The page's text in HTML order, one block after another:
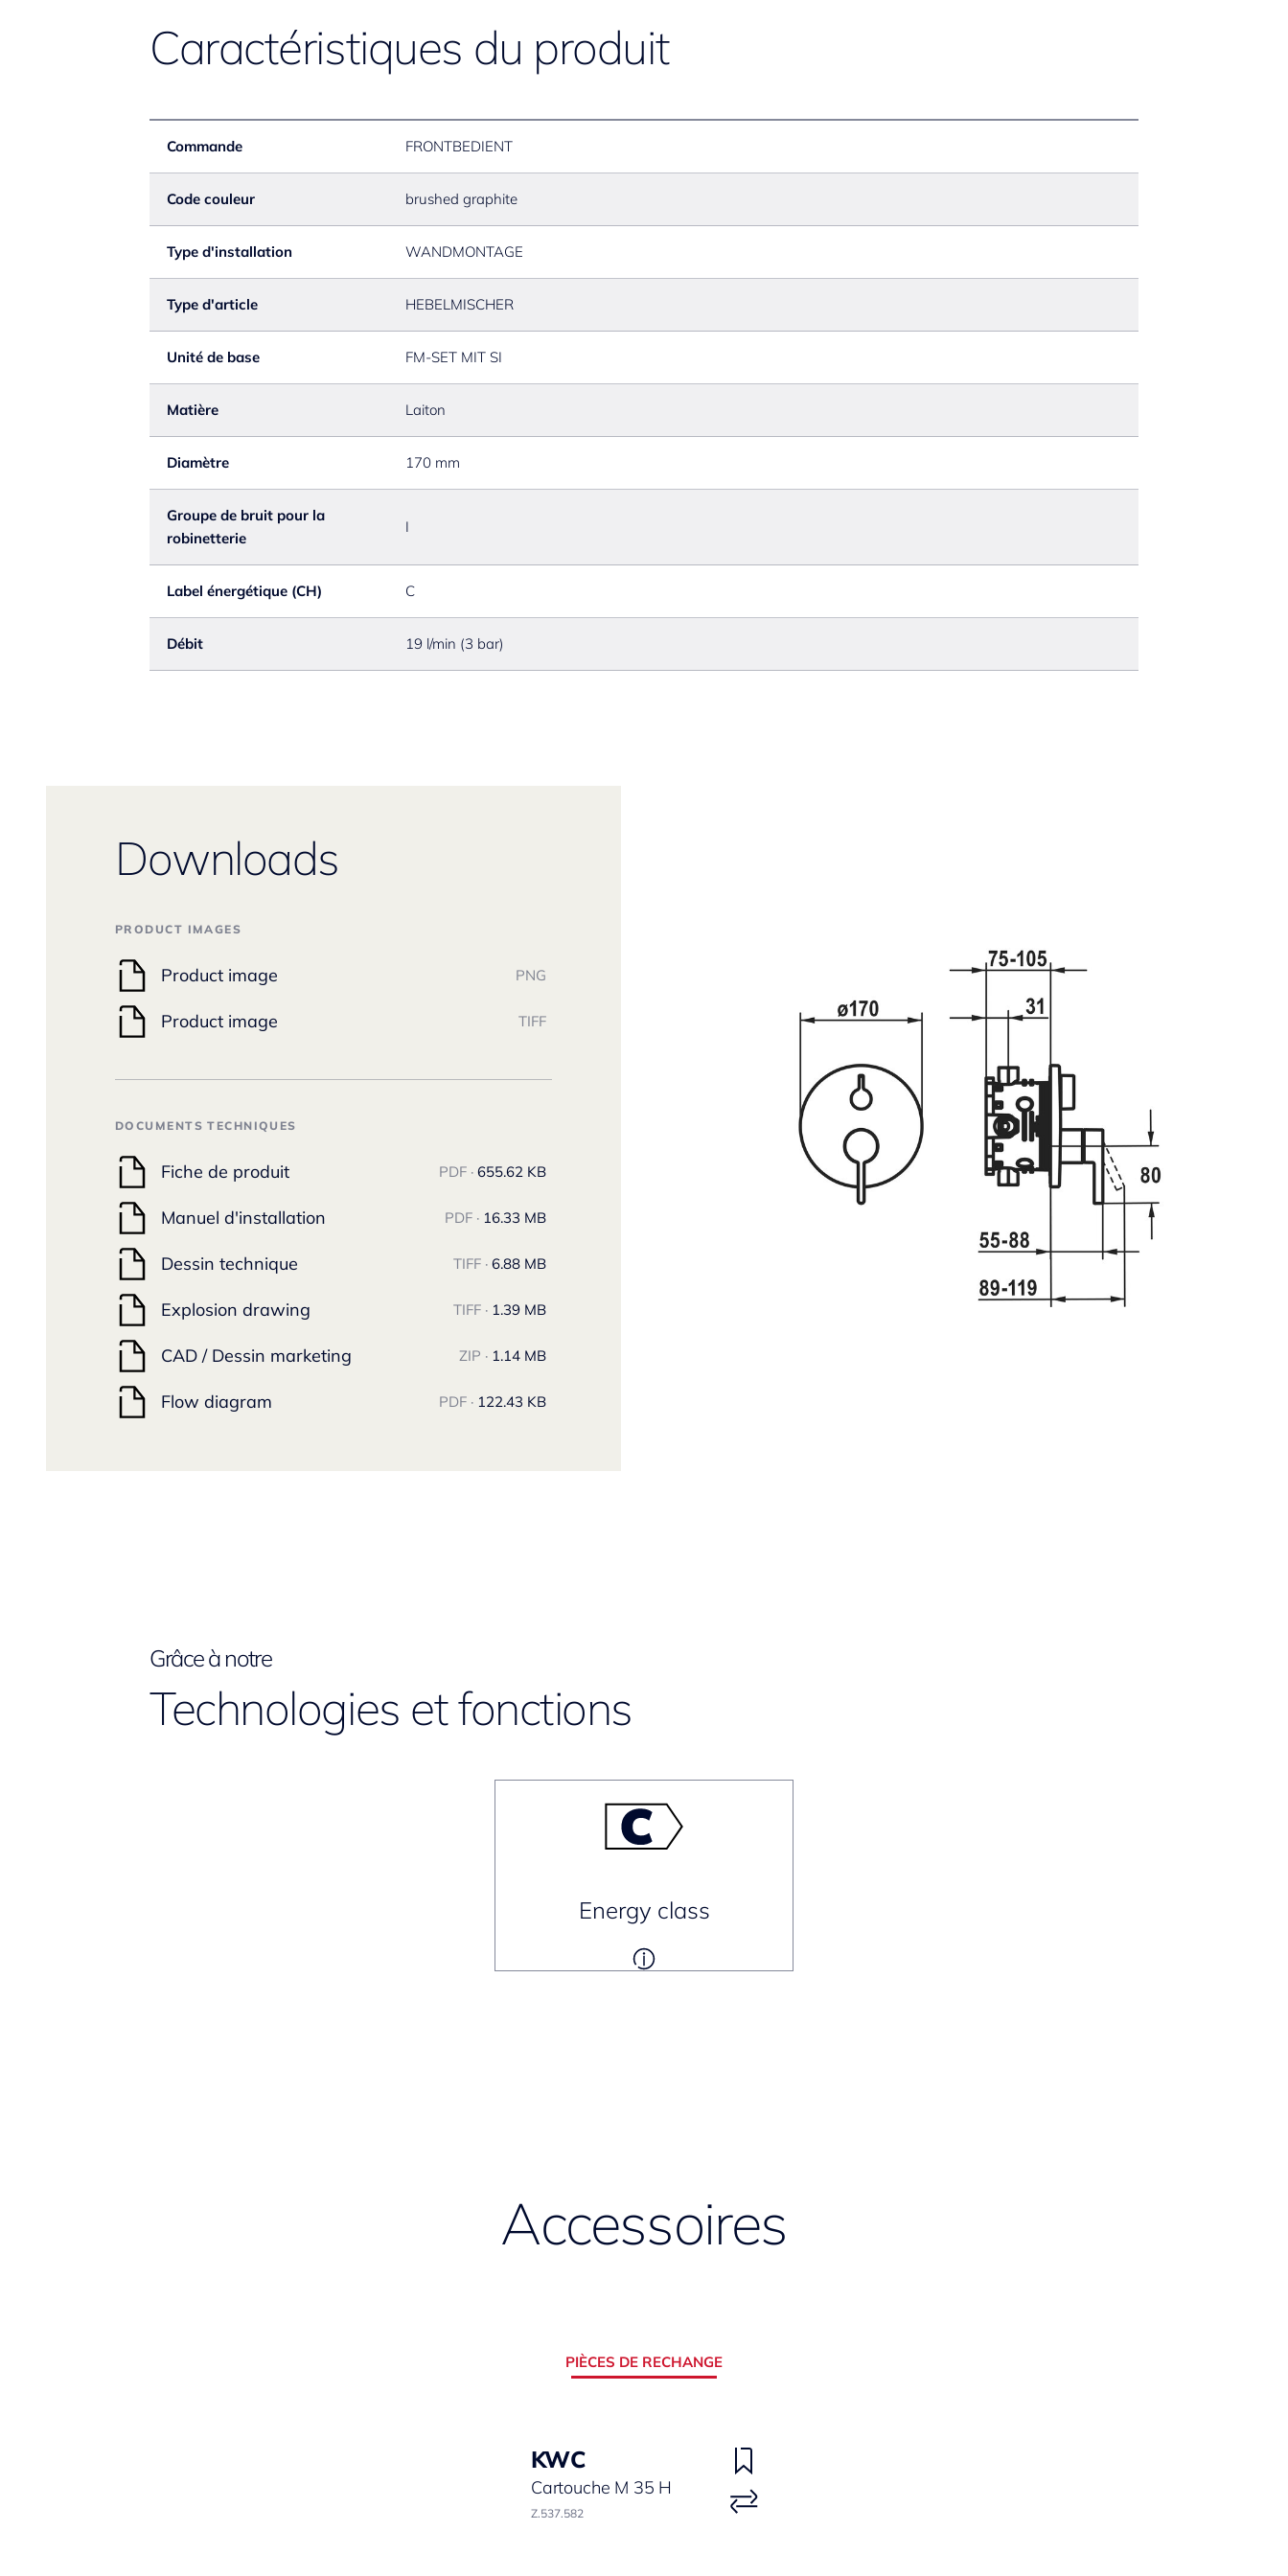
Caractéristiques du produit
Commande FRONTBEDIENT
Code couleur brushed graphite
Type d'installation WANDMONTAGE
Type d'article HEBELMISCHER
Unité de base FM-SET MIT SI
Matière Laiton
Diamètre 170 mm
Groupe de bruit pour la
robinetterie
I
Label énergétique (CH) C
Débit 19 l/min (3 bar)
Downloads
PRODUCT IMAGES
Product image PNG
Product image TIFF
DOCUMENTS TECHNIQUES
Fiche de produit PDF · 655.62 KB
Manuel d'installation PDF · 16.33 MB
Dessin technique TIFF · 6.88 MB
Explosion drawing TIFF · 1.39 MB
CAD / Dessin marketing ZIP · 1.14 MB
Flow diagram PDF · 122.43 KB
Grâce à notre
Technologies et fonctions
Energy class
Accessoires
PIÈCES DE RECHANGE
KWC
Cartouche M 35 H
Z.537.582